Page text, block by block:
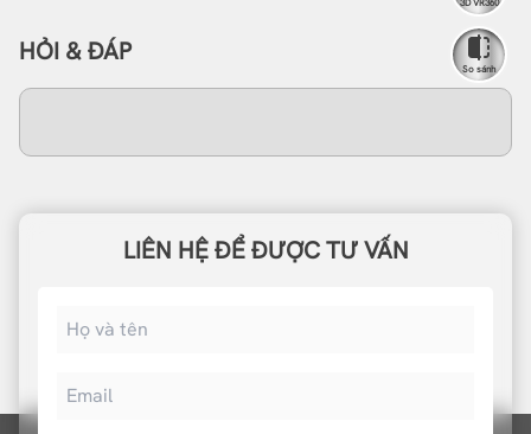
HỎI & ĐÁP
LIÊN HỆ ĐỂ ĐƯỢC TƯ VẤN
So sánh